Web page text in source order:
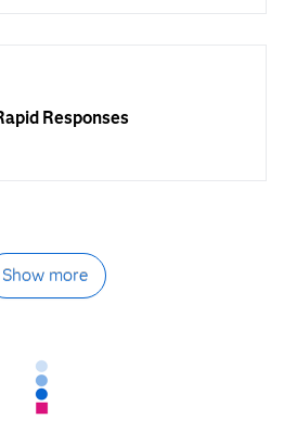
Responses
Show more